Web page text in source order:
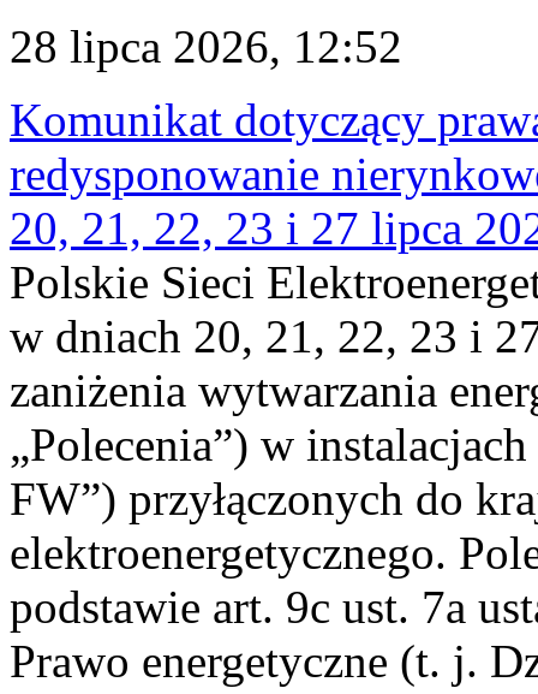
28 lipca 2026, 12:52
Komunikat dotyczący
redysponowanie
20, 21, 22, 23 i 27 lipca
Polskie Sieci
w dniach 20, 21, 22, 23 i
zaniżenia wytwarzania
„Polecenia”) w
FW”) przyłączonych do
elektroenergetycznego.
podstawie art. 9c ust. 7a
Prawo energetyczne (t. j.